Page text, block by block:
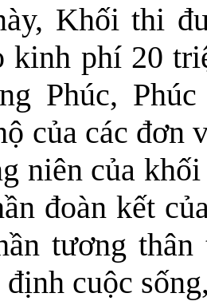
Khối thi
kinh phí 20
Phúc,
của các
niên của
đoàn kết
tương
cuộc